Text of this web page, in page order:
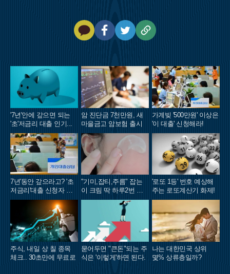
톡
북
복
사
'7년'안에 갚으면 되는
'초'저금리 대출 인기...
암 진단금 7천만원, 새
마을금고 암보험 출시
가계빚 '500만원' 이상은
'이 대출' 신청해라!
7년'동안 갚으라고? '초
저금리'대출 신청자 몰
렸다.
"기미,잡티,주름" 잡는
이 크림 딱 하루2번 발
라
'로또 1등' 번호 예상해
주는 로또계산기 화제!
주식, 내일 상 칠 종목
체크.. 30초만에 무료로
묻어두면 "큰돈"되는 주
식은 '이렇게'하면 된다.
나는 대한민국 상위
몇% 상류층일까?